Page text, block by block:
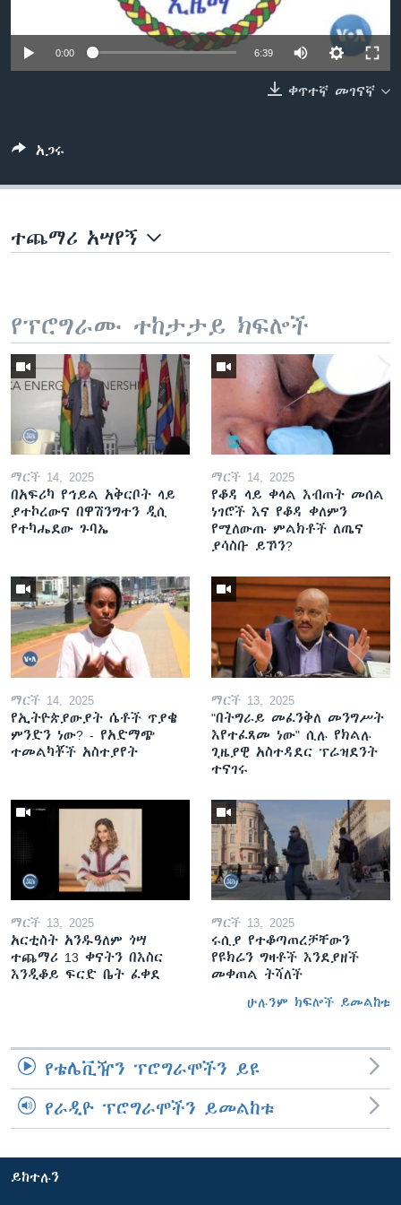
0:00 6:39
ቀጥተኛ መገናኛ
አጋሩ
ተጨማሪ አሣየኝ
የፕሮግራሙ ተከታታይ ክፍሎች
ማርች 14, 2025
በአፍሪካ የኅይል አቅርቦት ላይ
ያተኮረውና በዋሽንግተን ዲሲ
የተካሔደው ጉባኤ
ማርች 14, 2025
የቆዳ ላይ ቀላል እብጠት መሰል
ነገሮች እና የቆዳ ቀለምን
የሚለውጡ ምልክቶች ለጤና
ያሳስቡ ይኾን?
ማርች 14, 2025
የኢትዮጵያውያት ሴቶች ጥያቄ
ምንድን ነው? - የአድማጭ
ተመልካቾች አስተያየት
ማርች 13, 2025
"በትግራይ መፈንቅለ መንግሥት
እየተፈጸመ ነው" ሲሉ የክልሉ
ጊዜያዊ አስተዳደር ፕሬዝደንት
ተናገሩ
ማርች 13, 2025
አርቲስት አንዱዓለም ጎሣ
ተጨማሪ 13 ቀናትን በእስር
እንዲቆይ ፍርድ ቤት ፈቀደ
ማርች 13, 2025
ሩሲያ የተቆጣጠረቻቸውን
የዩክሬን ግዛቶች እንደያዘች
መቀጠል ትሻለች
ሁሉንም ክፍሎች ይመልከቱ
የቴሌቪዥን ፕሮግራሞችን ይዩ
የራዲዮ ፕሮግራሞችን ይመልከቱ
ይከተሉን